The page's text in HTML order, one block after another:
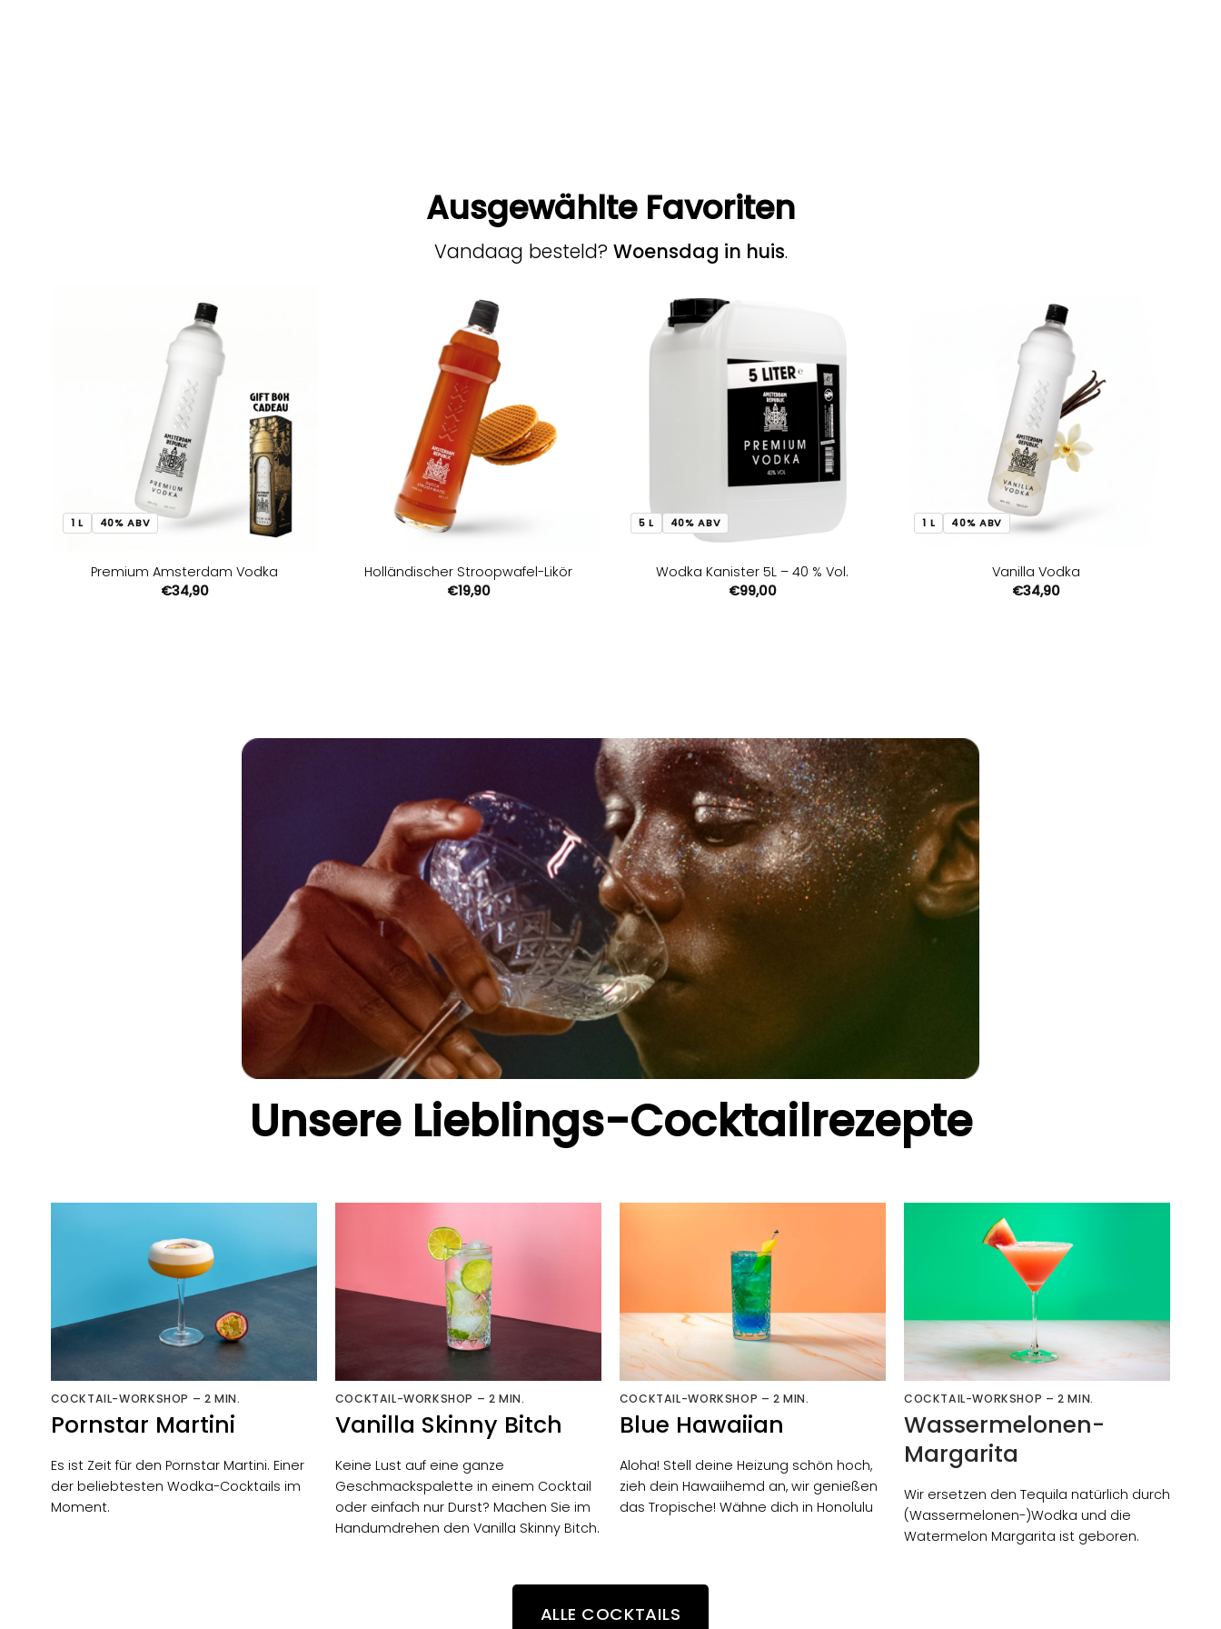
Ausgewählte Favoriten
Vandaag besteld? Woensdag in huis.
1 L 40% ABV
Premium Amsterdam Vodka
€34,90
Holländischer Stroopwafel-Likör
€19,90
5 L 40% ABV
Wodka Kanister 5L – 40 % Vol.
€99,00
1 L 40% ABV
Vanilla Vodka
€34,90
Unsere Lieblings-Cocktailrezepte
COCKTAIL-WORKSHOP – 2 MIN.
Pornstar Martini
Es ist Zeit für den Pornstar Martini. Einer
der beliebtesten Wodka-Cocktails im
Moment.
COCKTAIL-WORKSHOP – 2 MIN.
Vanilla Skinny Bitch
Keine Lust auf eine ganze
Geschmackspalette in einem Cocktail
oder einfach nur Durst? Machen Sie im
Handumdrehen den Vanilla Skinny Bitch.
COCKTAIL-WORKSHOP – 2 MIN.
Blue Hawaiian
Aloha! Stell deine Heizung schön hoch,
zieh dein Hawaiihemd an, wir genießen
das Tropische! Wähne dich in Honolulu
COCKTAIL-WORKSHOP – 2 MIN.
Wassermelonen-
Margarita
Wir ersetzen den Tequila natürlich durch
(Wassermelonen-)Wodka und die
Watermelon Margarita ist geboren.
ALLE COCKTAILS